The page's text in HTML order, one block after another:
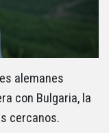
alemanes
con Bulgaria, la
cercanos.